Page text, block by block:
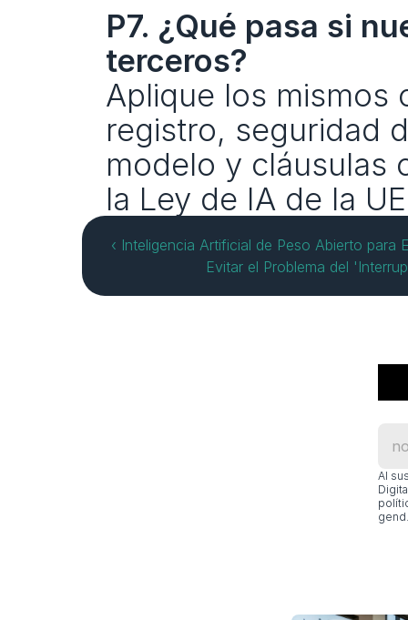
P7. ¿Qué pasa si
terceros?
Aplique los mismos
registro, seguridad
modelo y cláusulas
la Ley de IA de la
‹ Inteligencia Artificial de Peso Abierto para
Evitar el Problema del
Al